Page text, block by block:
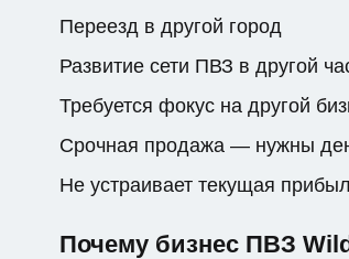
Переезд в другой город
Развитие сети ПВЗ в другой
Требуется фокус на другой
Срочная продажа — нужны
Не устраивает текущая
Почему бизнес ПВЗ